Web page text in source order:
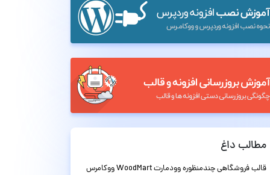
مطالب داغ
قالب فروشگاهی چندمنظوره وودمارت WoodMart ووکامرس